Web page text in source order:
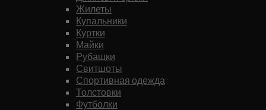
Жилеты
Купальники
Куртки
Майки
Рубашки
Свитшоты
Спортивная одежда
Толстовки
Футболки